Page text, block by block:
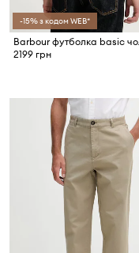
-15% з кодом WEB*
2199 грн